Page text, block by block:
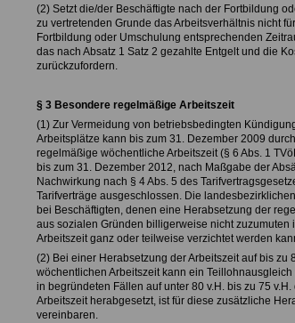
(2) Setzt die/der Beschäftigte nach der Fortbildung
zu vertretenden Grunde das Arbeitsverhältnis nicht
Fortbildung oder Umschulung entsprechenden
das nach Absatz 1 Satz 2 gezahlte Entgelt und die
zurückzufordern.
§ 3 Besondere regelmäßige Arbeitszeit
(1) Zur Vermeidung von betriebsbedingten
Arbeitsplätze kann bis zum 31. Dezember 2009
regelmäßige wöchentliche Arbeitszeit (§ 6 Abs. 1
bis zum 31. Dezember 2012, nach Maßgabe der
Nachwirkung nach § 4 Abs. 5 des
Tarifverträge ausgeschlossen. Die
bei Beschäftigten, denen eine Herabsetzung der
aus sozialen Gründen billigerweise nicht zuzumuten
Arbeitszeit ganz oder teilweise verzichtet werden
(2) Bei einer Herabsetzung der Arbeitszeit auf bis zu
wöchentlichen Arbeitszeit kann ein
in begründeten Fällen auf unter 80 v.H. bis zu 75
Arbeitszeit herabgesetzt, ist für diese zusätzliche
vereinbaren.